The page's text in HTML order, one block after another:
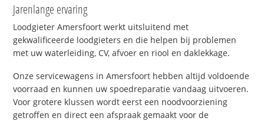
Jarenlange ervaring
Loodgieter Amersfoort werkt uitsluitend met
gekwalificeerde loodgieters en die helpen bij problemen
met uw waterleiding, CV, afvoer en riool en daklekkage.
Onze servicewagens in Amersfoort hebben altijd voldoende
voorraad en kunnen uw spoedreparatie vandaag uitvoeren.
Voor grotere klussen wordt eerst een noodvoorziening
getroffen en direct een afspraak gemaakt voor de